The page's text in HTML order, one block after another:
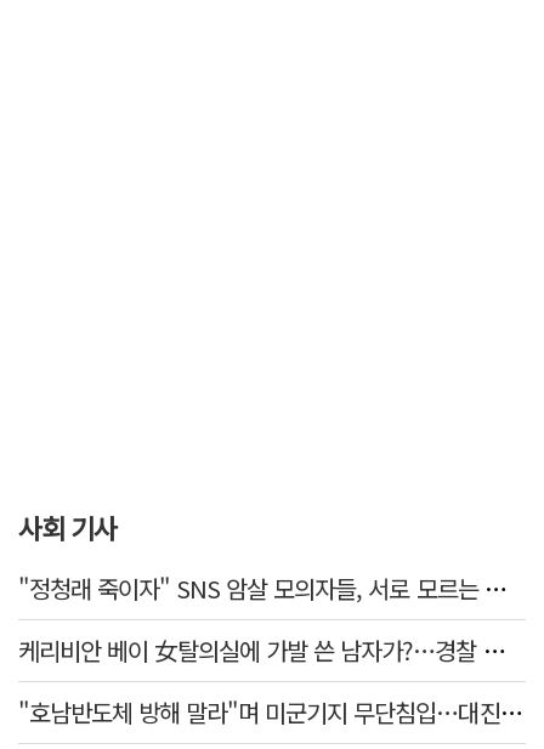
사회 기사
"정청래 죽이자" SNS 암살 모의자들, 서로 모르는 사이였다…檢송치
케리비안 베이 女탈의실에 가발 쓴 남자가?…경찰 추적 중
"호남반도체 방해 말라"며 미군기지 무단침입…대진연 회원 3명 '구속'